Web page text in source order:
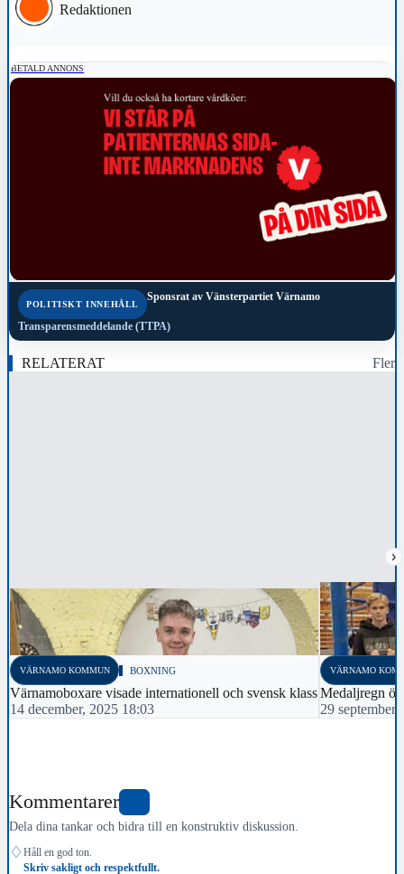
Redaktionen
BETALD ANNONS
POLITISKT INNEHÅLL
Sponsrat av Vänsterpartiet Värnamo
Transparensmeddelande (TTPA)
RELATERAT Fler
›
VÄRNAMO KOMMUN BOXNING
Värnamoboxare visade internationell och svensk klass
14 december, 2025 18:03
VÄRNAMO
Medaljregn
29
Kommentarer
Dela dina tankar och bidra till en konstruktiv diskussion.
♢ Håll en god ton.
Skriv sakligt och respektfullt.